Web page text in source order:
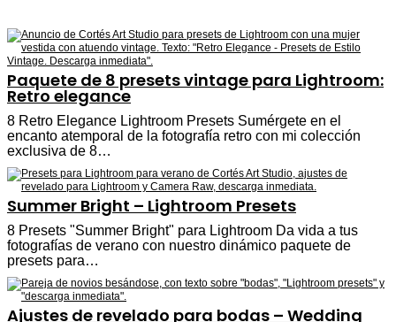
Paquete de 8 presets vintage para Lightroom:
Retro elegance
8 Retro Elegance Lightroom Presets Sumérgete en el
encanto atemporal de la fotografía retro con mi colección
exclusiva de 8…
Summer Bright – Lightroom Presets
8 Presets "Summer Bright" para Lightroom Da vida a tus
fotografías de verano con nuestro dinámico paquete de
presets para…
Ajustes de revelado para bodas – Wedding